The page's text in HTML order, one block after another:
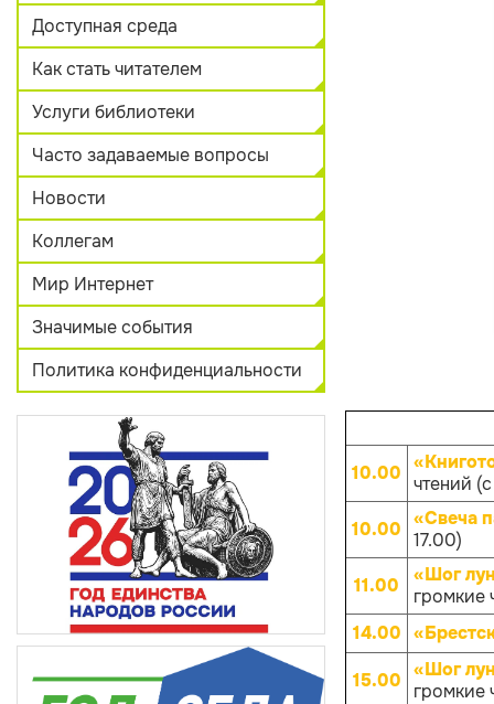
Доступная среда
Как стать читателем
Услуги библиотеки
Часто задаваемые вопросы
Новости
Коллегам
Мир Интернет
Значимые события
Политика конфиденциальности
10.00 чтений
10.00 «Свеча
17.00)
11.00
«Шог
громкие
14.00
15.00 «Шог
громкие